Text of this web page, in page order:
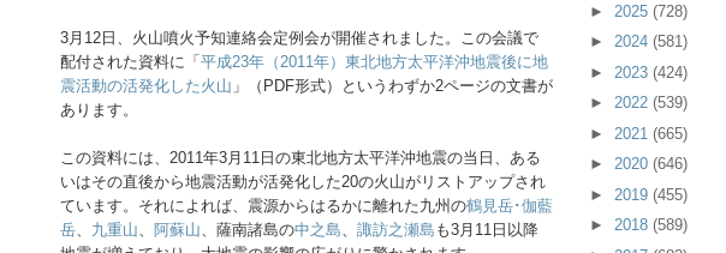
3月12日、火山噴火予知連絡会定例会が開催されました。この会議で
配付された資料に「 平成23年（2011年）東北地方太平洋沖地震後に地
震活動の活発化した火山 」（PDF形式）というわずか2ページの文書が
あります。
この資料には、2011年3月11日の東北地方太平洋沖地震の当日、ある
いはその直後から地震活動が活発化した20の火山がリストアップされ
ています。それによれば、震源からはるかに離れた九州の鶴見岳･伽藍
岳、 九重山、 阿蘇山、薩南諸島の中之島、 諏訪之瀬島 も3月11日以降
► 2025 (728)
► 2024 (581)
► 2023 (424)
► 2022 (539)
► 2021 (665)
► 2020 (646)
► 2019 (455)
► 2018 (589)